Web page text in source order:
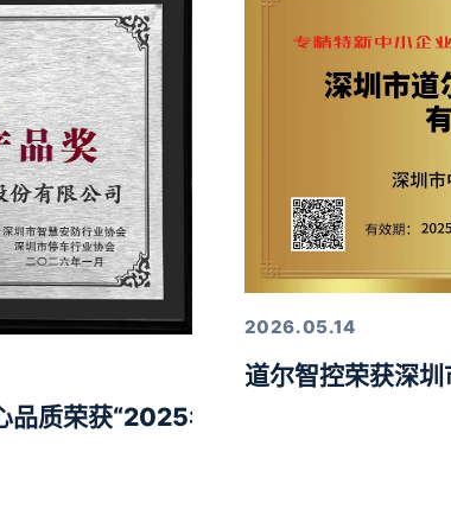
质荣获“2025年度行业优质产品奖”
2026.05.14
道尔智控荣获深圳